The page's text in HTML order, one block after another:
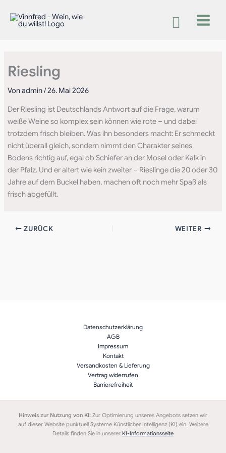
Inhalt
springen
Riesling
Vonadmin/26. Mai 2026
Der Riesling ist Deutschlands Antwort auf die Frage, warum
weiße Weine so komplex sein können wie rote – und dabei
trotzdem frisch bleiben. Was ihn besonders macht: Er schmeckt
nicht überall gleich, sondern nimmt den Charakter seines
Bodens richtig auf, egal ob Schiefer an der Mosel oder Kalk in
der Pfalz. Und er altert wie kein zweiter – Rieslinge die 20 oder 30
Jahre auf dem Buckel haben, machen oft noch mehr Spaß als
frisch abgefüllt.
ZURÜCK WEITER
Datenschutzerklärung
AGB
Impressum
Kontakt
Versandkosten & Lieferung
Vertrag widerrufen
Barrierefreiheit
Hinweis zur Nutzung von KI: Zur Optimierung unseres Angebots setzen wir
auf dieser Website punktuell Systeme Künstlicher Intelligenz (KI) ein. Weitere
Details finden Sie in unserer KI-Informationsseite